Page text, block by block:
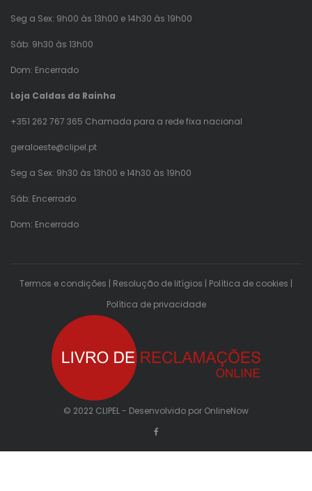
Seg a Sex: 9h00 às 13h00 e 14h30 às 19h00
Sáb: 9h30 às 13h00
Dom: Encerrado
Loja Caldas da Rainha
+351 262 767 365 Chamada para a rede fixa nacional
geraloeste@clipel.pt
Seg a Sex: 9h30 às 13h00 e 14h30 às 19h00
Sáb: Encerrado
Dom: Encerrado
Termos e condições | Resolução de litígios | Política de cookies |
Política de privacidade
© 2022 CLIPEL - Desenvolvido por OnlineNow